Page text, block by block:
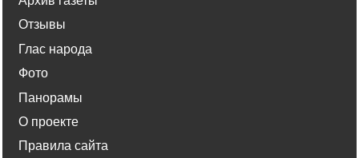
Отзывы
Глас народа
Фото
Панорамы
О проекте
Правила сайта